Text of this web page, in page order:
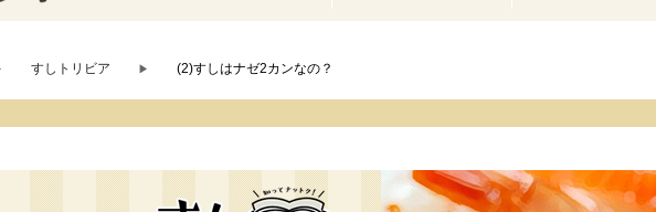
らのおすすめレシピをご紹介します。
すしトリビア ▶ (2)すしはナゼ2カンなの？